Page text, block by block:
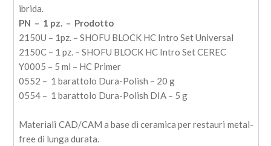
ibrida.
PN – 1 pz. – Prodotto
2150U – 1pz. – SHOFU BLOCK HC Intro Set Universal
2150C – 1 pz. – SHOFU BLOCK HC Intro Set CEREC
Y0005 – 5 ml – HC Primer
0552 – 1 barattolo Dura-Polish – 20 g
0554 – 1 barattolo Dura-Polish DIA – 5 g
Materiali CAD/CAM a base di ceramica per restauri metal-
free di lunga durata.